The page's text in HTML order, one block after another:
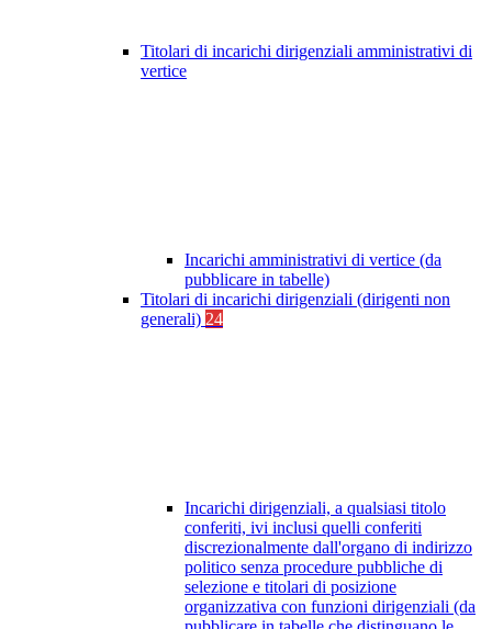
Titolari di incarichi dirigenziali amministrativi di
vertice
Incarichi amministrativi di vertice (da
pubblicare in tabelle)
Titolari di incarichi dirigenziali (dirigenti non
generali) 24
Incarichi dirigenziali, a qualsiasi titolo
conferiti, ivi inclusi quelli conferiti
discrezionalmente dall'organo di indirizzo
politico senza procedure pubbliche di
selezione e titolari di posizione
organizzativa con funzioni dirigenziali (da